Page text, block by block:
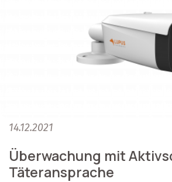
14.12.2021
Überwachung mit
Täteransprache